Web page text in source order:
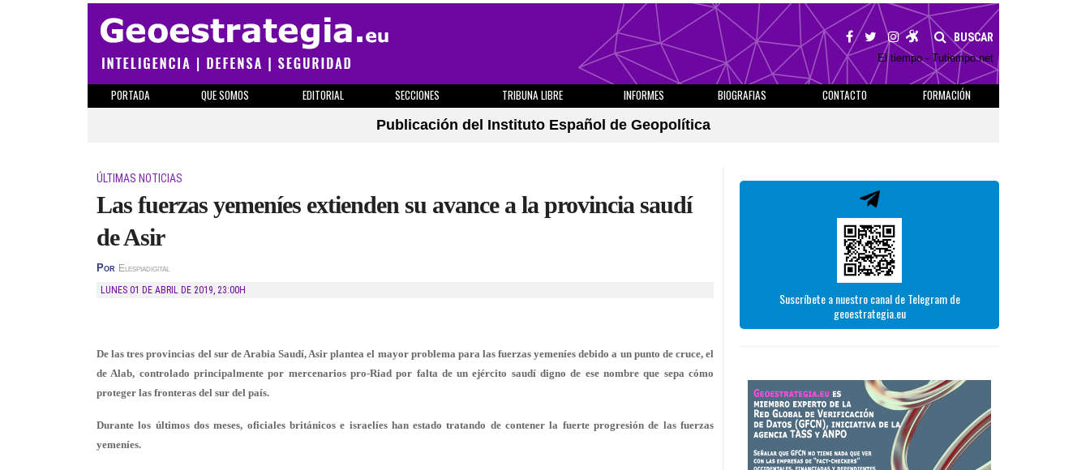
BUSCAR
El tiempo - Tutiempo.net
PORTADA QUE SOMOS EDITORIAL SECCIONES TRIBUNA LIBRE INFORMES BIOGRAFIAS CONTACTO
FORMACIÓN
Publicación del Instituto Español de Geopolítica
ÚLTIMAS NOTICIAS
Las fuerzas yemeníes extienden su avance a la provincia saudí
de Asir
Por Elespiadigital
LUNES 01 DE ABRIL DE 2019, 23:00H
De las tres provincias del sur de Arabia Saudí, Asir plantea el mayor problema para las fuerzas yemeníes debido a un punto de cruce, el
de Alab, controlado principalmente por mercenarios pro-Riad por falta de un ejército saudí digno de ese nombre que sepa cómo
proteger las fronteras del sur del país.
Durante los últimos dos meses, oficiales británicos e israelíes han estado tratando de contener la fuerte progresión de las fuerzas
yemeníes.
Suscríbete a nuestro canal de Telegram de
geoestrategia.eu